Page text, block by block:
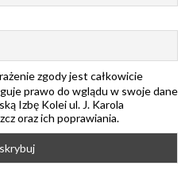
zgody jest całkowicie
prawo do wglądu w swoje dane
Izbę Kolei ul. J. Karola
oraz ich poprawiania.